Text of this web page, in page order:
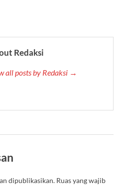
Redaksi
all posts by Redaksi →
dipublikasikan. Ruas yang wajib